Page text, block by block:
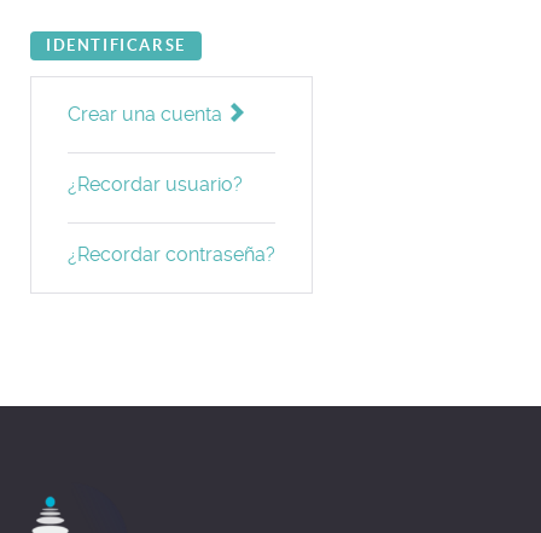
IDENTIFICARSE
Crear una cuenta
¿Recordar usuario?
¿Recordar contraseña?